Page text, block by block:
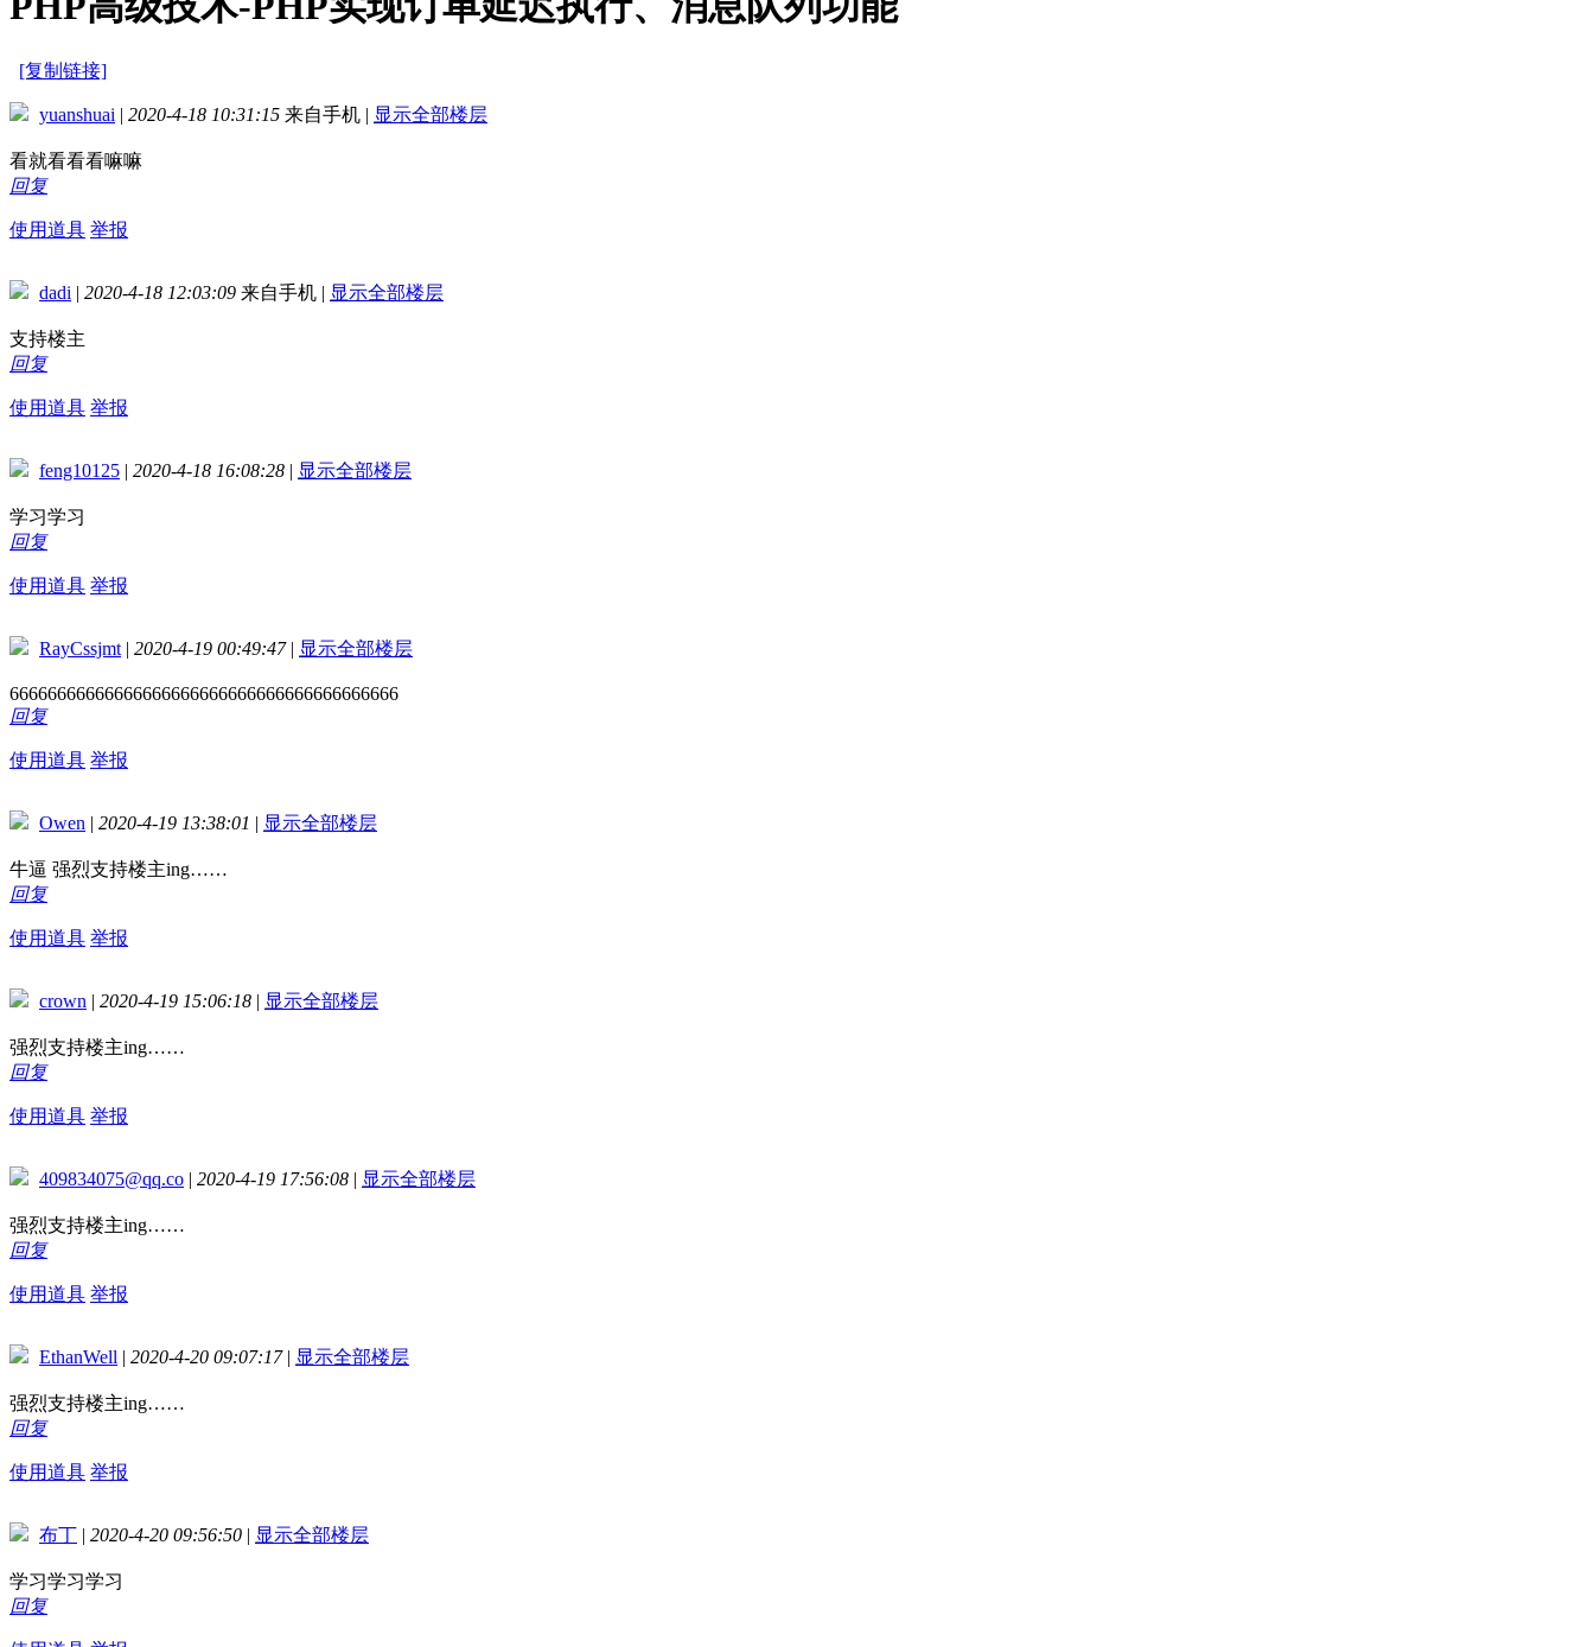
[复制链接]
yuanshuai | 2020-4-18 10:31:15 来自手机 | 显示全部楼层
看就看看看嘛嘛
回复
使用道具 举报
dadi | 2020-4-18 12:03:09 来自手机 | 显示全部楼层
支持楼主
回复
使用道具 举报
feng10125 | 2020-4-18 16:08:28 | 显示全部楼层
学习学习
回复
使用道具 举报
RayCssjmt | 2020-4-19 00:49:47 | 显示全部楼层
66666666666666666666666666666666666666666
回复
使用道具 举报
Owen | 2020-4-19 13:38:01 | 显示全部楼层
牛逼 强烈支持楼主ing……
回复
使用道具 举报
crown | 2020-4-19 15:06:18 | 显示全部楼层
强烈支持楼主ing……
回复
使用道具 举报
409834075@qq.co | 2020-4-19 17:56:08 | 显示全部楼层
强烈支持楼主ing……
回复
使用道具 举报
EthanWell | 2020-4-20 09:07:17 | 显示全部楼层
强烈支持楼主ing……
回复
使用道具 举报
布丁 | 2020-4-20 09:56:50 | 显示全部楼层
学习学习学习
回复